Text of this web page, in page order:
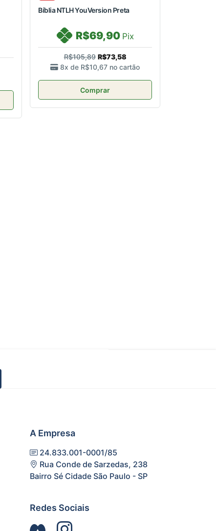
Bíblia NTLH YouVersion Preta
R$69,90 Pix
R$105,89 R$73,58
8x de R$10,67 no cartão
Comprar
A Empresa
24.833.001-0001/85
Rua Conde de Sarzedas, 238
Bairro Sé Cidade São Paulo - SP
Redes Sociais